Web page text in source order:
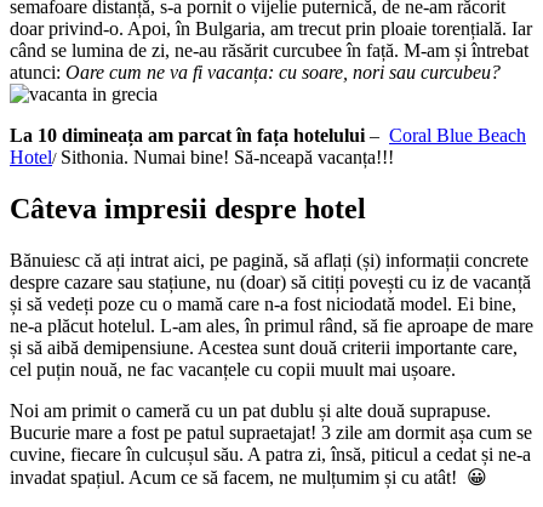
semafoare distanță, s-a pornit o vijelie puternică, de ne-am răcorit
doar privind-o. Apoi, în Bulgaria, am trecut prin ploaie torențială. Iar
când se lumina de zi, ne-au răsărit curcubee în față. M-am și întrebat
atunci: Oare cum ne va fi vacanța: cu soare, nori sau curcubeu?
La 10 dimineața am parcat în fața hotelului– Coral Blue Beach
Hotel/ Sithonia. Numai bine! Să-nceapă vacanța!!!
Câteva impresii despre hotel
Bănuiesc că ați intrat aici, pe pagină, să aflați (și) informații concrete
despre cazare sau stațiune, nu (doar) să citiți povești cu iz de vacanță
și să vedeți poze cu o mamă care n-a fost niciodată model. Ei bine,
ne-a plăcut hotelul. L-am ales, în primul rând, să fie aproape de mare
și să aibă demipensiune. Acestea sunt două criterii importante care,
cel puțin nouă, ne fac vacanțele cu copii muult mai ușoare.
Noi am primit o cameră cu un pat dublu și alte două suprapuse.
Bucurie mare a fost pe patul supraetajat! 3 zile am dormit așa cum se
cuvine, fiecare în culcușul său. A patra zi, însă, piticul a cedat și ne-a
invadat spațiul. Acum ce să facem, ne mulțumim și cu atât! 😀